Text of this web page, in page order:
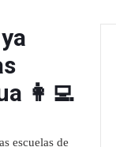
👩‍💻
escuelas de